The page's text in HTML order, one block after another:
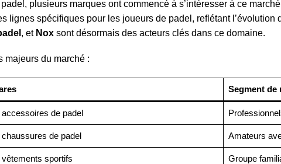
plusieurs marques ont commencé à s’intéresser à ce
lignes spécifiques pour les joueurs de padel, reflétant l’évolution
, et Nox sont désormais des acteurs clés dans ce domaine.
majeurs du marché :
Segment de
de padel
de padel Amateurs
sportifs Groupe